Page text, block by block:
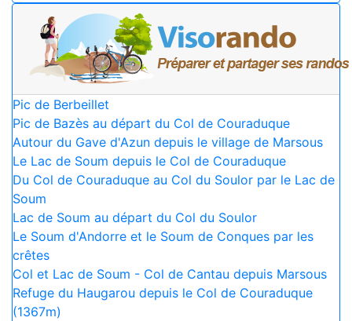
Pic de Berbeillet
Pic de Bazès au départ du Col de Couraduque
Autour du Gave d'Azun depuis le village de Marsous
Le Lac de Soum depuis le Col de Couraduque
Du Col de Couraduque au Col du Soulor par le Lac de
Soum
Lac de Soum au départ du Col du Soulor
Le Soum d'Andorre et le Soum de Conques par les
crêtes
Col et Lac de Soum - Col de Cantau depuis Marsous
Refuge du Haugarou depuis le Col de Couraduque
(1367m)